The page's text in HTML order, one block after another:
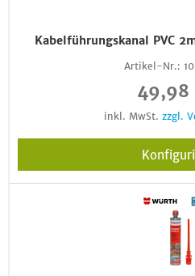
Kabelführungskanal PVC
Artikel-Nr.:
inkl. MwSt. zzgl.